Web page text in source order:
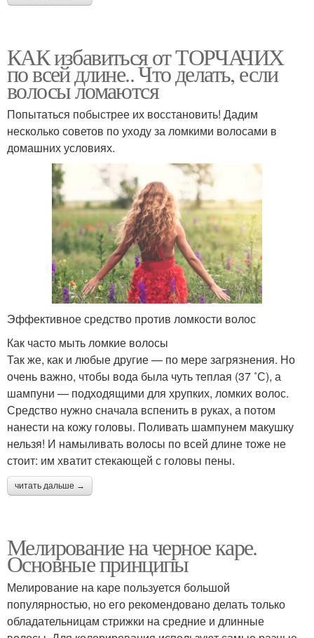
Укладка на короткие
волосы
волос
Волос на долгое время
Аксессуары для
коротких волос
Аксессуар для коротких
волос
Волос в соответствии
Волос из натуральных
Волос из синтетических
материалов
Волос в марте
Пышные волосы
Волосы на макушке Волос для марта
Волосы в хорошем
КАК избавиться от ТОРЧАЧИХ
по всей длине.. Что делать, если
волосы ломаются
Попытаться побыстрее их восстановить! Дадим
несколько советов по уходу за ломкими волосами в
домашних условиях.
Эффективное средство против ломкости волос
Как часто мыть ломкие волосы
Так же, как и любые другие — по мере загрязнения. Но
очень важно, чтобы вода была чуть теплая (37 ˚С), а
шампуни — подходящими для хрупких, ломких волос.
Средство нужно сначала вспенить в руках, а потом
нанести на кожу головы. Поливать шампунем макушку
нельзя! И намыливать волосы по всей длине тоже не
стоит: им хватит стекающей с головы пены.
читать дальше →
Мелирование на черное каре.
Основные принципы
Мелирование на каре пользуется большой
популярностью, но его рекомендовано делать только
обладательницам стрижки на средние и длинные